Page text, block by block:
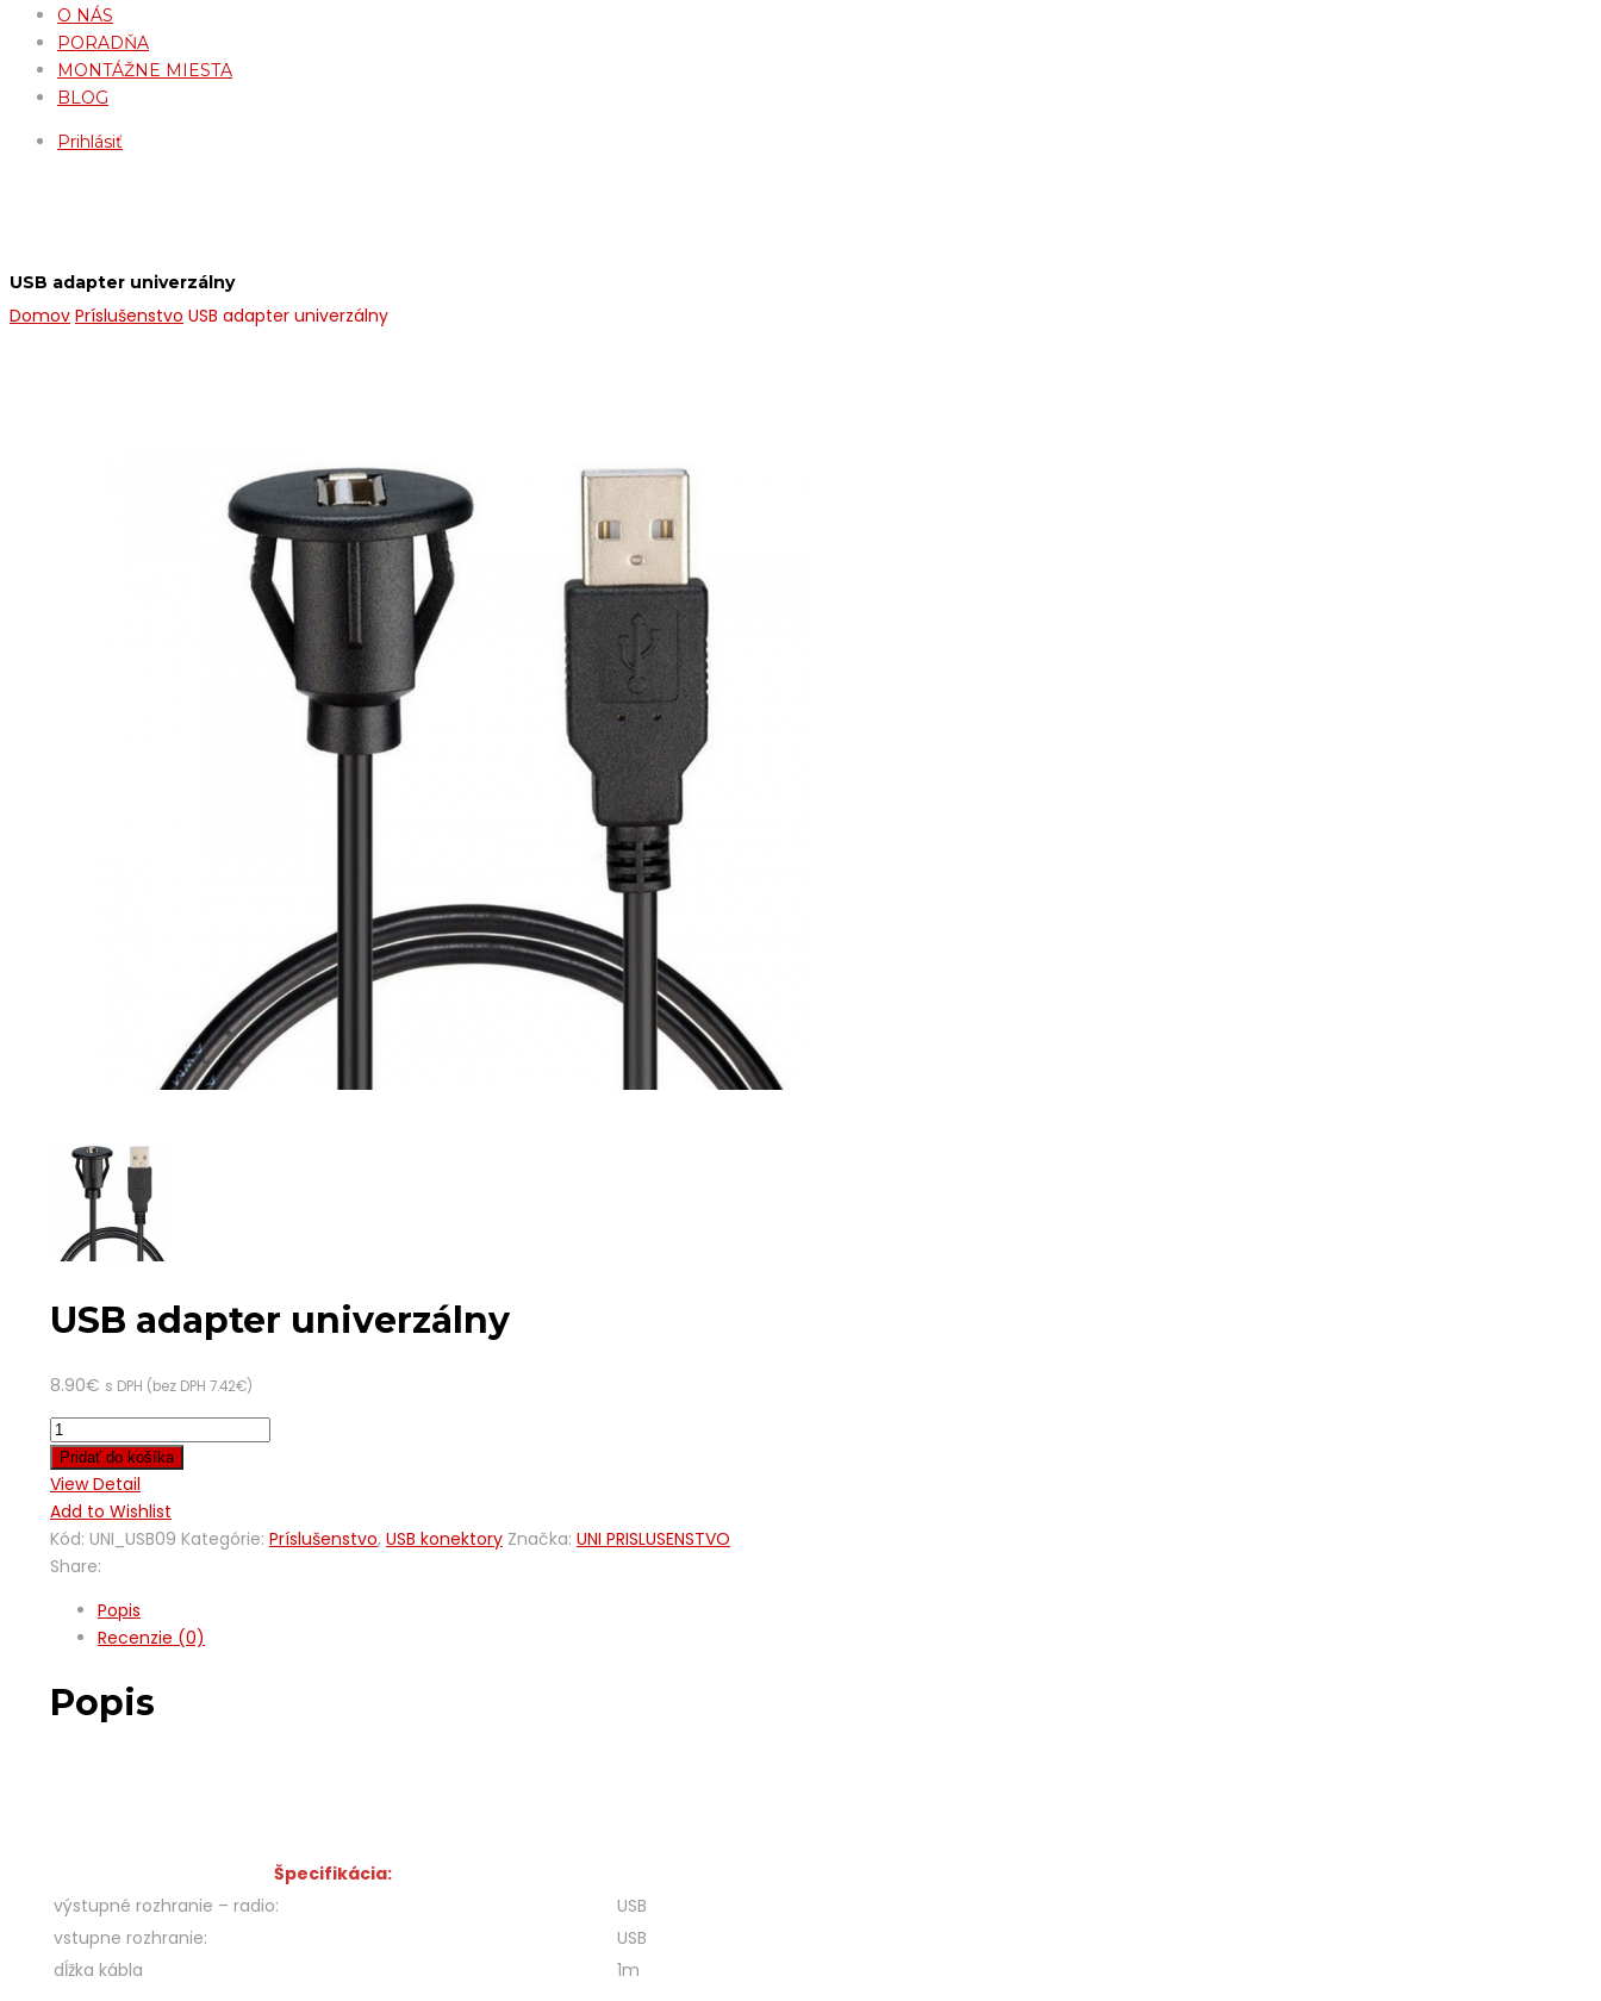
O NÁS
PORADŇA
MONTÁŽNE MIESTA
BLOG
Prihlásiť
USB adapter univerzálny
Domov Príslušenstvo USB adapter univerzálny
USB adapter univerzálny
8.90€ s DPH (bez DPH 7.42€)
Pridať do košíka
View Detail
Add to Wishlist
Kód: UNI_USB09 Kategórie: Príslušenstvo, USB konektory Značka: UNI PRISLUSENSTVO
Share:
Popis
Recenzie (0)
Popis
Špecifikácia:
výstupné rozhranie – radio:
USB
vstupne rozhranie:
USB
dĺžka kábla
1m